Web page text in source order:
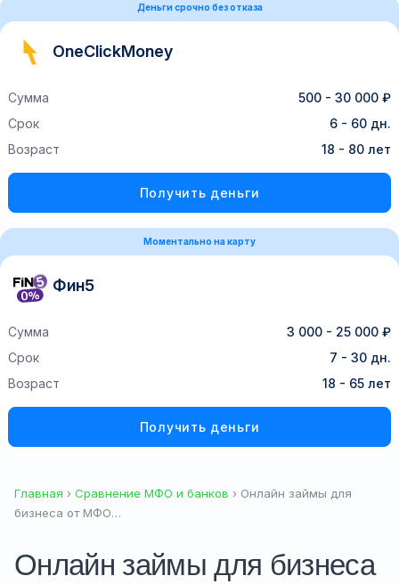
Деньги срочно без отказа
OneClickMoney
Сумма
500 - 30 000 ₽
Срок
6 - 60 дн.
Возраст
18 - 80 лет
Получить деньги
Моментально на карту
Фин5
Сумма
3 000 - 25 000 ₽
Срок
7 - 30 дн.
Возраст
18 - 65 лет
Получить деньги
Главная › Сравнение МФО и банков › Онлайн займы для
бизнеса от МФО…
Онлайн займы для бизнеса